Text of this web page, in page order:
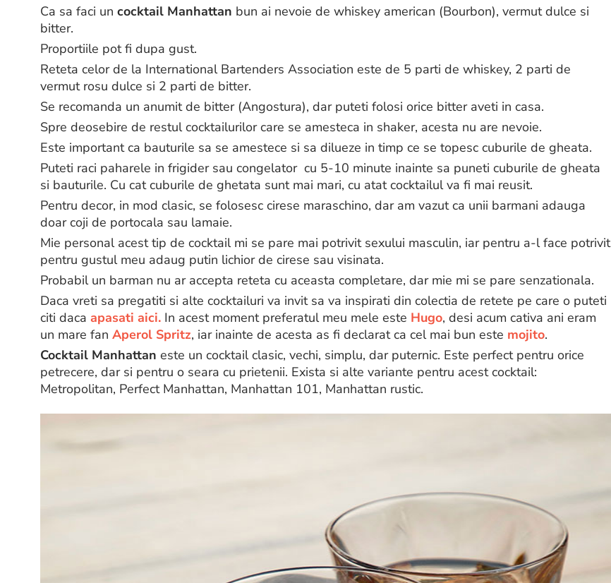
Ca sa faci un cocktail Manhattan bun ai nevoie de whiskey american (Bourbon), vermut dulce si
bitter.
Proportiile pot fi dupa gust.
Reteta celor de la International Bartenders Association este de 5 parti de whiskey, 2 parti de
vermut rosu dulce si 2 parti de bitter.
Se recomanda un anumit de bitter (Angostura), dar puteti folosi orice bitter aveti in casa.
Spre deosebire de restul cocktailurilor care se amesteca in shaker, acesta nu are nevoie.
Este important ca bauturile sa se amestece si sa dilueze in timp ce se topesc cuburile de gheata.
Puteti raci paharele in frigider sau congelator cu 5-10 minute inainte sa puneti cuburile de gheata
si bauturile. Cu cat cuburile de ghetata sunt mai mari, cu atat cocktailul va fi mai reusit.
Pentru decor, in mod clasic, se folosesc cirese maraschino, dar am vazut ca unii barmani adauga
doar coji de portocala sau lamaie.
Mie personal acest tip de cocktail mi se pare mai potrivit sexului masculin, iar pentru a-l face potrivit
pentru gustul meu adaug putin lichior de cirese sau visinata.
Probabil un barman nu ar accepta reteta cu aceasta completare, dar mie mi se pare senzationala.
Daca vreti sa pregatiti si alte cocktailuri va invit sa va inspirati din colectia de retete pe care o puteti
citi daca apasati aici. In acest moment preferatul meu mele este Hugo, desi acum cativa ani eram
un mare fan Aperol Spritz, iar inainte de acesta as fi declarat ca cel mai bun este mojito.
Cocktail Manhattan este un cocktail clasic, vechi, simplu, dar puternic. Este perfect pentru orice
petrecere, dar si pentru o seara cu prietenii. Exista si alte variante pentru acest cocktail:
Metropolitan, Perfect Manhattan, Manhattan 101, Manhattan rustic.